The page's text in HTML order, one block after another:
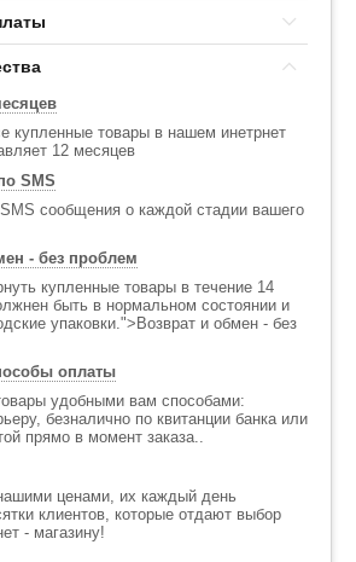
купленные товары в нашем инетрнет
12 месяцев
SMS
сообщения о каждой стадии вашего
- без проблем
купленные товары в течение 14
быть в нормальном состоянии и
упаковки.">Возврат и обмен - без
оплаты
удобными вам способами:
безналично по квитанции банка или
прямо в момент заказа..
ценами, их каждый день
клиентов, которые отдают выбор
- магазину!